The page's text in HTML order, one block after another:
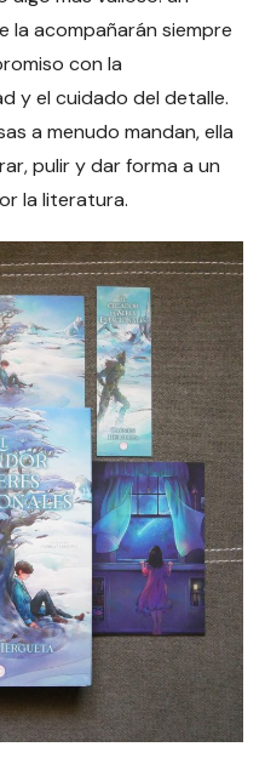
la acompañarán siempre
con la
y el cuidado del detalle.
a menudo mandan, ella
pulir y dar forma a un
la literatura.